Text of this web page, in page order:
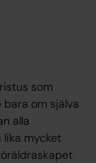
som
om själva
alla
lika mycket